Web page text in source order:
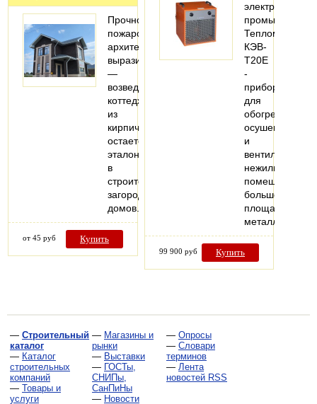
Прочность,
пожаробезопасность,
архитектурная
выразительность
—
возведение
коттеджей
из
кирпича
остается
эталоном
в
строительстве
загородных
домов.
от 45 руб Купить
электрический
Тепломаш
КЭВ-
Т20E
-
прибор
для
обогрева,
осушения
и
вентиляции
нежилых
помещений
большой
площади,
99 900 руб Купить
— Строительный
каталог
— Каталог
строительных
компаний
— Товары и
услуги
— Магазины и
рынки
— Выставки
— ГОСТы,
СНИПы,
СанПиНы
— Новости
— Опросы
— Словари
терминов
— Лента
новостей RSS